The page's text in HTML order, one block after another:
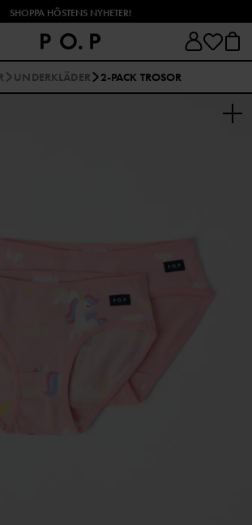
SHOPPA HÖSTENS NYHETER!
UNDERKLÄDER 2-PACK TROSOR